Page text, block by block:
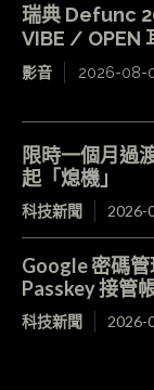
瑞典 Defunc
VIBE / OPEN
影音 2026-08-
限時一個月過
起「熄機」
科技新聞 2026-
Google 密碼
Passkey 接管
科技新聞 2026-